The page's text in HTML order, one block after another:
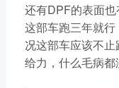
还有DPF的表面也
这部车跑三年就
况这部车应该不
给力，什么毛病